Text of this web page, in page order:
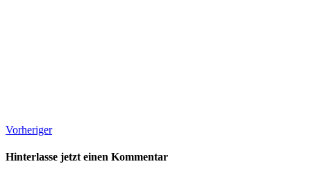
Vorheriger
Hinterlasse jetzt einen Kommentar